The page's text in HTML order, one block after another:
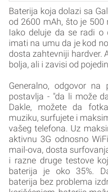
Baterija koja dolazi sa
od 2600 mAh, što je 500
Iako deluje da se radi o
imati na umu da je kod
dosta zahtevniji hardver.
bolja, ali i zavisi od
Generalno, odgovor
postavlja - "da li može
Dakle, možete da
muziku, surfujete i
vašeg telefona. Uz
aktivnu 3G odnosno
mail-ova, dosta
i razne druge testove
baterija je oko 35%.
baterija bez problema